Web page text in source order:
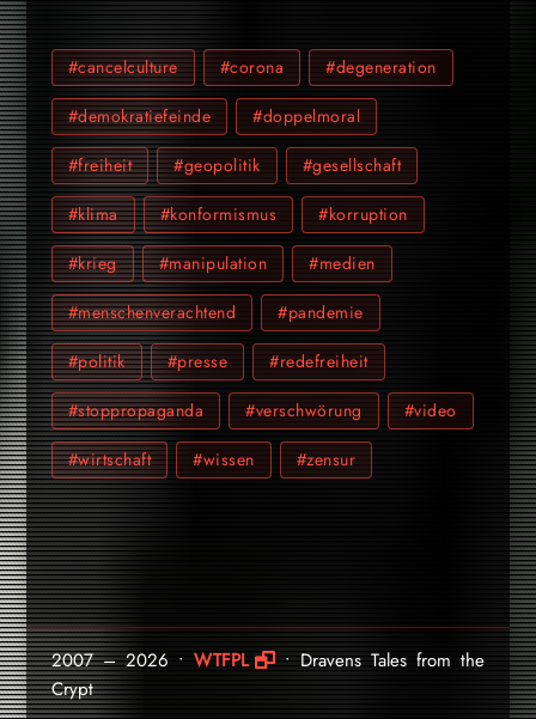
#cancelculture #corona #degeneration
#demokratiefeinde #doppelmoral
#freiheit #geopolitik #gesellschaft
#klima #konformismus #korruption
#krieg #manipulation #medien
#menschenverachtend #pandemie
#politik #presse #redefreiheit
#stoppropaganda #verschwörung #video
#wirtschaft #wissen #zensur
2007 – 2026 •WTFPL
• Dravens Tales from the
Crypt